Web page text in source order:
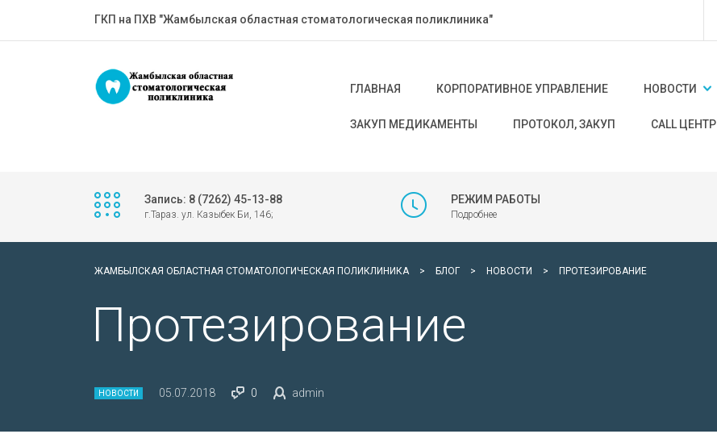
ГКП на ПХВ "Жамбылская областная стоматологическая поликлиника"
ГЛАВНАЯ КОРПОРАТИВНОЕ УПРАВЛЕНИЕ НОВОСТИ
ЗАКУП МЕДИКАМЕНТЫ ПРОТОКОЛ, ЗАКУП CALL ЦЕНТР
Запись: 8 (7262) 45-13-88
г.Тараз. ул. Казыбек Би, 146;
РЕЖИМ РАБОТЫ
Подробнее
ЖАМБЫЛСКАЯ ОБЛАСТНАЯ СТОМАТОЛОГИЧЕСКАЯ ПОЛИКЛИНИКА > БЛОГ > НОВОСТИ > ПРОТЕЗИРОВАНИЕ
Протезирование
НОВОСТИ 05.07.2018 0 admin